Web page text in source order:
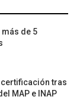
de 5
tras
MAP e INAP